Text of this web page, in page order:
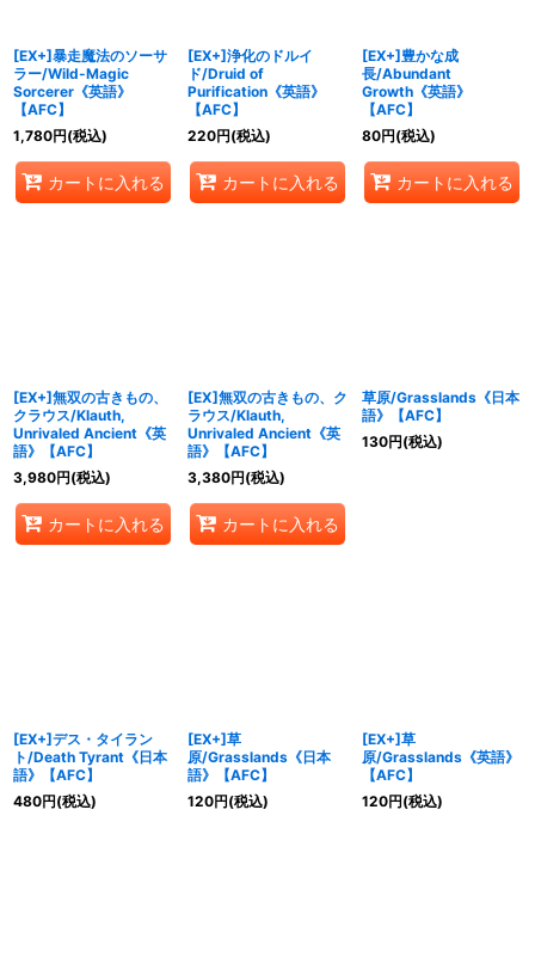
[EX+]暴走魔法のソーサ
ラー/Wild-Magic
Sorcerer《英語》
【AFC】
1,780円(税込)
カートに入れる
[EX+]浄化のドルイ
ド/Druid of
Purification《英語》
【AFC】
220円(税込)
カートに入れる
[EX+]豊かな成
長/Abundant
Growth《英語》
【AFC】
80円(税込)
カートに入れる
[EX+]無双の古きもの、
クラウス/Klauth,
Unrivaled Ancient《英
語》【AFC】
3,980円(税込)
カートに入れる
[EX]無双の古きもの、ク
ラウス/Klauth,
Unrivaled Ancient《英
語》【AFC】
3,380円(税込)
カートに入れる
草原/Grasslands《日本
語》【AFC】
130円(税込)
[EX+]デス・タイラン
ト/Death Tyrant《日本
語》【AFC】
480円(税込)
[EX+]草
原/Grasslands《日本
語》【AFC】
120円(税込)
[EX+]草
原/Grasslands《英語》
【AFC】
120円(税込)